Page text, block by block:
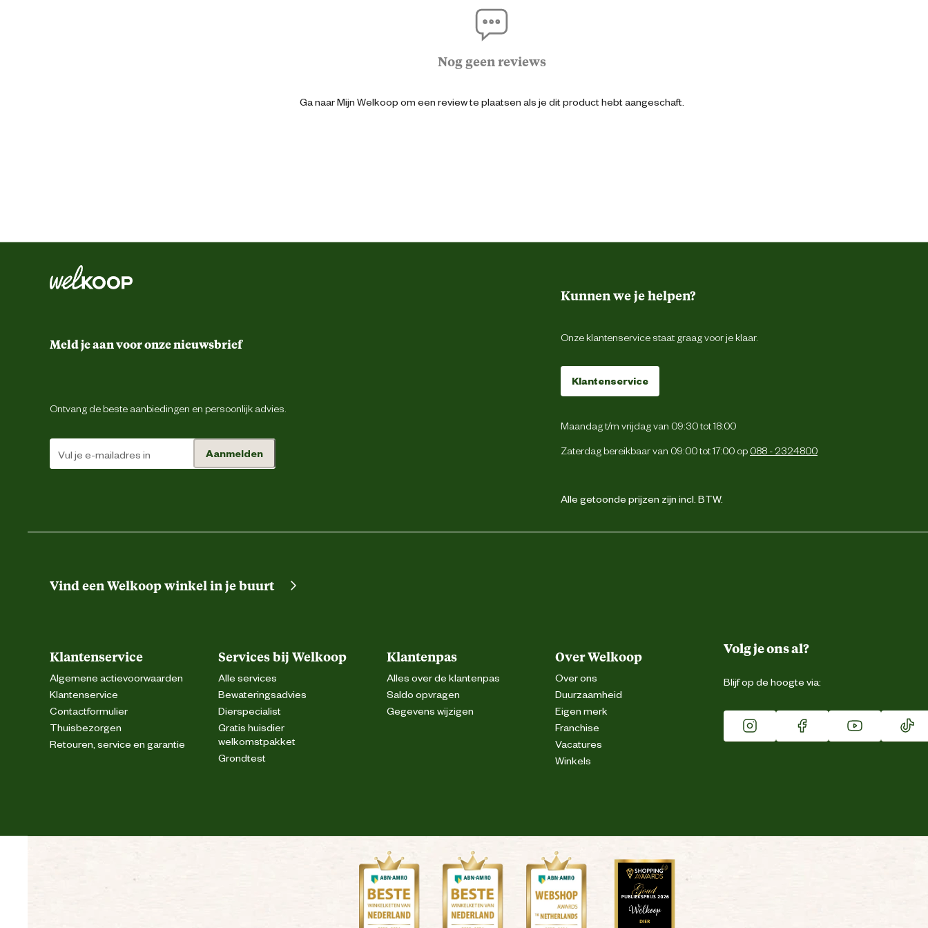
8711957358176
Milieuvriendelijke en natuurlijke eigenschappen
Techniek & Eigenschappen
Samenstelling
Advies & Onderhoud
Advies
Spuit de bladeren aan alle zijden gelijkmatig is, maar voorkom dat de druppels afvloeien. Houdt
minimaal een afstand van 35 cm aan om schade te voorkomen. Lees voor gebruik altijd de
Nog geen reviews
Ga naar Mijn Welkoop om een review te plaatsen als je dit product hebt aangeschaft.
Meld je aan voor onze nieuwsbrief
Ontvang de beste aanbiedingen en persoonlijk advies.
Aanmelden
Kunnen we je helpen?
Onze klantenservice staat graag voor je klaar.
Klantenservice
Maandag t/m vrijdag van 09:30 tot 18:00
Zaterdag bereikbaar van 09:00 tot 17:00 op 088 - 2324800
Alle getoonde prijzen zijn incl. BTW.
Vind een Welkoop winkel in je buurt
Klantenservice
Algemene actievoorwaarden
Klantenservice
Contactformulier
Thuisbezorgen
Retouren, service en garantie
Services bij Welkoop
Alle services
Bewateringsadvies
Dierspecialist
Gratis huisdier
welkomstpakket
Grondtest
Klantenpas
Alles over de klantenpas
Saldo opvragen
Gegevens wijzigen
Over Welkoop
Over ons
Duurzaamheid
Eigen merk
Franchise
Vacatures
Winkels
Volg je ons al?
Blijf op de hoogte via: